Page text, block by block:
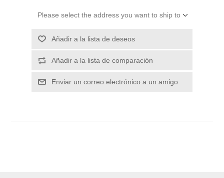
Please select the address you want to ship to